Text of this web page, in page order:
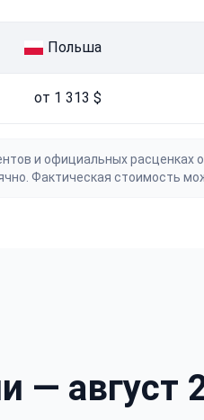
Польша
от 1 313 $
и официальных расценках
Фактическая стоимость
— август